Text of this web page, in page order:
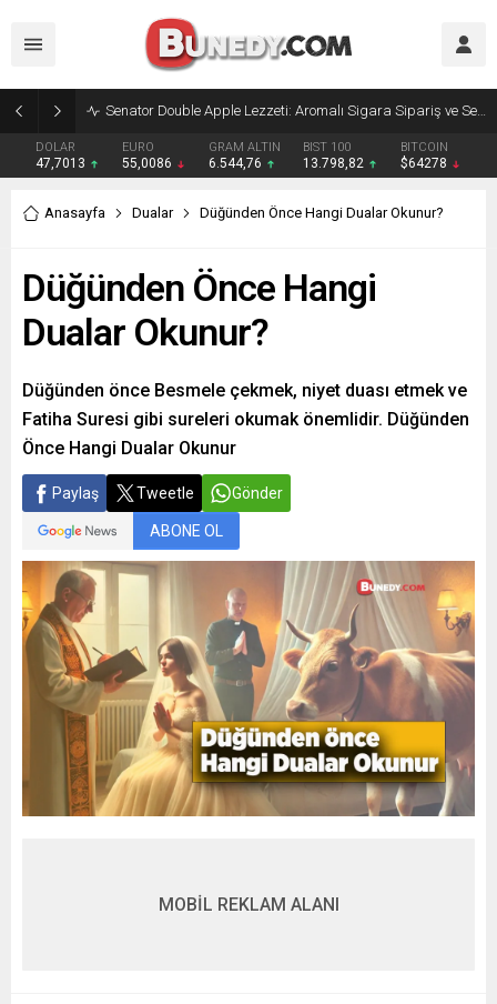
Bakırköy’de Dans Zamanı: Salsa ve Bachata Kursu İle Ritmi Yakalayın!
DOLAR
47,7013
EURO
55,0086
GRAM ALTIN
6.544,76
BIST 100
13.798,82
BITCOIN
$64278
Anasayfa Dualar Düğünden Önce Hangi Dualar Okunur?
Düğünden Önce Hangi
Dualar Okunur?
Düğünden önce Besmele çekmek, niyet duası etmek ve
Fatiha Suresi gibi sureleri okumak önemlidir. Düğünden
Önce Hangi Dualar Okunur
Paylaş Tweetle Gönder
ABONE OL
MOBİL REKLAM ALANI